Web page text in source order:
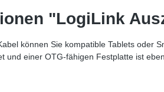
"LogiLink
können Sie kompatible Tablets oder
und einer OTG-fähigen Festplatte ist